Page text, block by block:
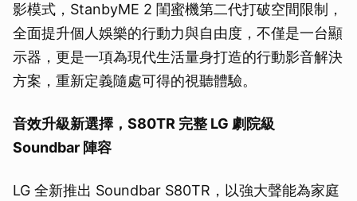
影模式，StanbyME 2 閨蜜機第二代打破空間限制，
全面提升個人娛樂的行動力與自由度，不僅是一台顯
示器，更是一項為現代生活量身打造的行動影音解決
方案，重新定義隨處可得的視聽體驗。
音效升級新選擇，S80TR 完整 LG 劇院級
Soundbar 陣容
LG 全新推出 Soundbar S80TR，以強大聲能為家庭